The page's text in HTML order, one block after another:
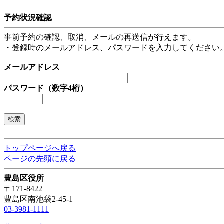
予約状況確認
事前予約の確認、取消、メールの再送信が行えます。
・登録時のメールアドレス、パスワードを入力してください。
メールアドレス
パスワード（数字4桁）
トップページへ戻る
ページの先頭に戻る
豊島区役所
〒171-8422
豊島区南池袋2-45-1
03-3981-1111